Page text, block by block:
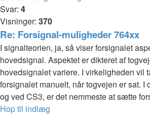
Svar: 4
Visninger: 370
Re: Forsignal-muligheder 764xx
I signalteorien, ja, så viser forsignalet
hovedsignal. Aspektet er dikteret af
hovedsignalet variere. I virkeligheden vil
forsignalet manuelt, når togvejen er sat. I
og ved CS3, er det nemmeste at sætte
Hop til indlæg